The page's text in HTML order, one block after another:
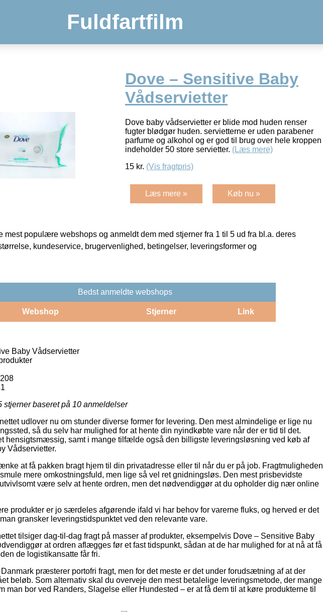
Fuldfartfilm
Dove – Sensitive Baby
Vådservietter
Dove baby vådservietter er blide mod huden renser
fugter blødgør huden. servietterne er uden parabener
parfume og alkohol og er god til brug over hele kroppen
indeholder 50 store servietter. (Læs mere)
15 kr. (Vis fragtpris)
Læs mere » Køb nu »
mest populære webshops og anmeldt dem med stjerner fra 1 til 5 ud fra bl.a. deres
kundeservice, brugervenlighed, betingelser, leveringsformer og
Bedst anmeldte webshops
Webshop Stjerner Link
Baby Vådservietter
stjerner baseret på 10 anmeldelser
udlover nu om stunder diverse former for levering. Den mest almindelige er lige nu
så du selv har mulighed for at hente din nyindkøbte vare når der er tid til det.
hensigtsmæssig, samt i mange tilfælde også den billigste leveringsløsning ved køb af
Vådservietter.
at få pakken bragt hjem til din privatadresse eller til når du er på job. Fragtmuligheden
mere omkostningsfuld, men lige så vel ret gnidningsløs. Den mest prisbevidste
være selv at hente ordren, men det nødvendiggør at du opholder dig nær online
produkter er jo særdeles afgørende ifald vi har behov for varerne fluks, og herved er det
gransker leveringstidspunktet ved den relevante vare.
tilsiger dag-til-dag fragt på masser af produkter, eksempelvis Dove – Sensitive Baby
at ordren aflægges før et fast tidspunkt, sådan at de har mulighed for at nå at få
de logistikansatte får fri.
præsterer portofri fragt, men for det meste er det under forudsætning af at der
beløb. Som alternativ skal du overveje den mest betalelige leveringsmetode, der mange
man bor ved Randers, Slagelse eller Hundested – er at få dem til at køre produkterne til